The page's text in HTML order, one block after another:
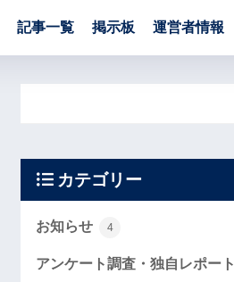
記事一覧 掲示板 運営者情報
カテゴリー
お知らせ 4
アンケート調査・独自レポート